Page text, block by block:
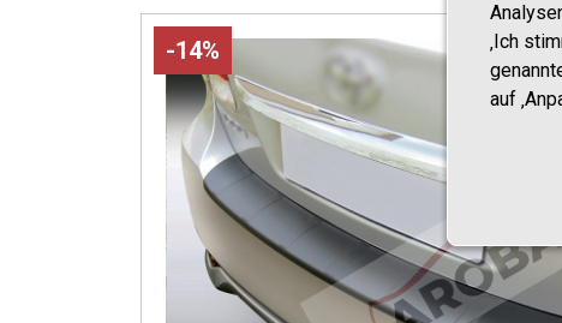
-14%
‚Ich
auf